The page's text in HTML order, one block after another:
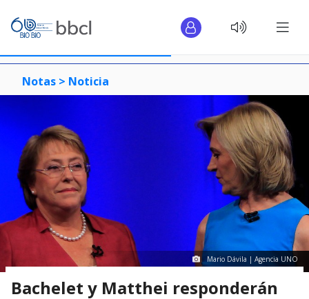
Notas > Noticia
Mario Dávila | Agencia UNO
Bachelet y Matthei responderán